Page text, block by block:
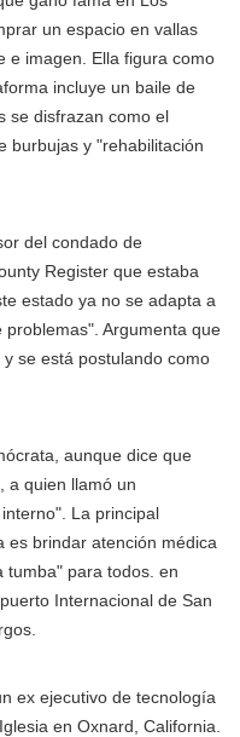
un espacio en vallas
e imagen. Ella figura como
incluye un baile de
se disfrazan como el
burbujas y "rehabilitación
del condado de
Register que estaba
estado ya no se adapta a
Argumenta que
se está postulando como
aunque dice que
a quien llamó un
La principal
es brindar atención médica
tumba" para todos. en
Internacional de San
ex ejecutivo de tecnología
en Oxnard, California.